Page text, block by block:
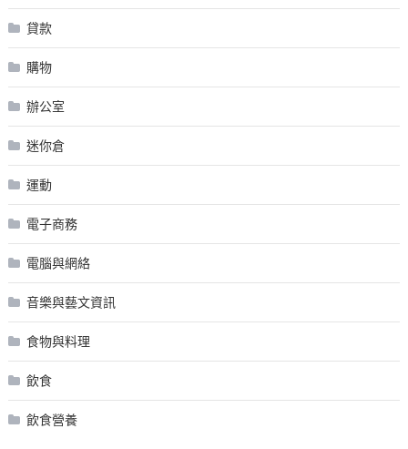
貸款
購物
辦公室
迷你倉
運動
電子商務
電腦與網絡
音樂與藝文資訊
食物與料理
飲食
飲食營養